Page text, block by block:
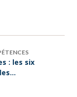
: les six